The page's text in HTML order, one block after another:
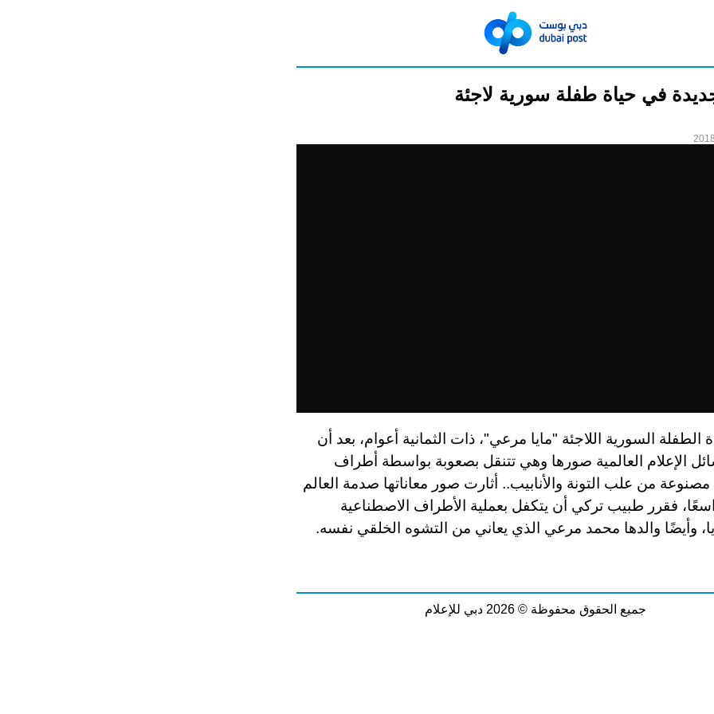
في حياة طفلة سورية لاجئة
الطفلة السورية اللاجئة "مايا مرعي"، ذات الثمانية أعوام، بعد أن
الإعلام العالمية صورها وهي تتنقل بصعوبة بواسطة أطراف
مصنوعة من علب التونة والأنابيب.. أثارت صور معاناتها صدمة العالم
فقرر طبيب تركي أن يتكفل بعملية الأطراف الاصطناعية
وأيضًا والدها محمد مرعي الذي يعاني من التشوه الخلقي نفسه.
جميع الحقوق محفوظة © 2026 دبي للإعلام